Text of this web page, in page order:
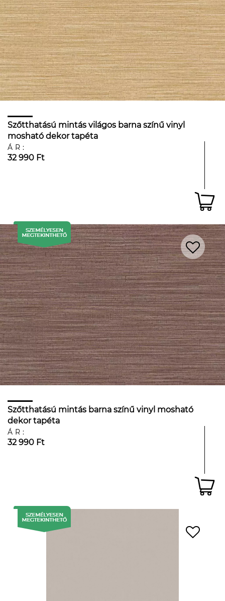
Szőtthatású mintás világos barna színű vinyl
mosható dekor tapéta
ÁR:
32 990 Ft
Szőtthatású mintás barna színű vinyl mosható
dekor tapéta
ÁR:
32 990 Ft